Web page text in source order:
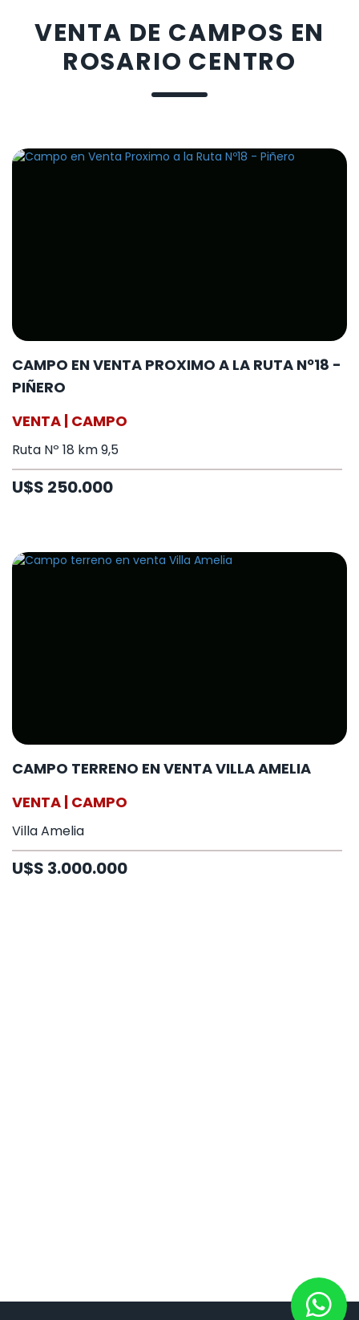
VENTA DE CAMPOS EN
ROSARIO CENTRO
CAMPO EN VENTA PROXIMO A LA RUTA Nº18 -
PIÑERO
VENTA | CAMPO
Ruta Nº 18 km 9,5
U$S 250.000
CAMPO TERRENO EN VENTA VILLA AMELIA
VENTA | CAMPO
Villa Amelia
U$S 3.000.000